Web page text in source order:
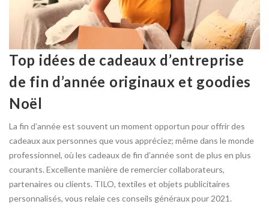
Top idées de cadeaux d’entreprise
de fin d’année originaux et goodies
Noël
La fin d’année est souvent un moment opportun pour offrir des
cadeaux aux personnes que vous appréciez; même dans le monde
professionnel, où les cadeaux de fin d’année sont de plus en plus
courants. Excellente manière de remercier collaborateurs,
partenaires ou clients. TILO, textiles et objets publicitaires
personnalisés, vous relaie ces conseils généraux pour 2021.